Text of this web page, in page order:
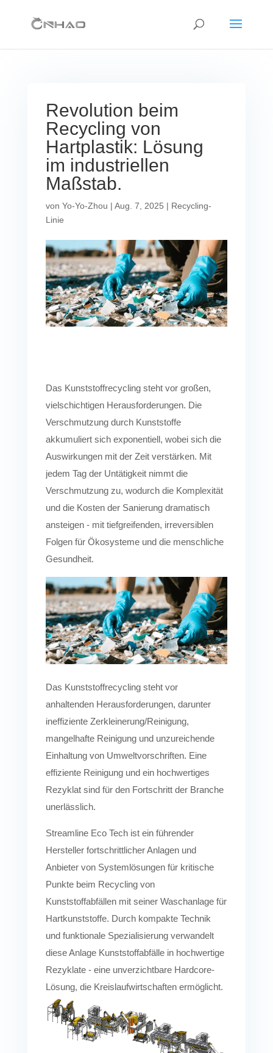
Revolution beim
Recycling von
Hartplastik: Lösung
im industriellen
Maßstab.
von Yo-Yo-Zhou | Aug. 7, 2025 | Recycling-
Linie
Das Kunststoffrecycling steht vor großen,
vielschichtigen Herausforderungen. Die
Verschmutzung durch Kunststoffe
akkumuliert sich exponentiell, wobei sich die
Auswirkungen mit der Zeit verstärken. Mit
jedem Tag der Untätigkeit nimmt die
Verschmutzung zu, wodurch die Komplexität
und die Kosten der Sanierung dramatisch
ansteigen - mit tiefgreifenden, irreversiblen
Folgen für Ökosysteme und die menschliche
Gesundheit.
Das Kunststoffrecycling steht vor
anhaltenden Herausforderungen, darunter
ineffiziente Zerkleinerung/Reinigung,
mangelhafte Reinigung und unzureichende
Einhaltung von Umweltvorschriften. Eine
effiziente Reinigung und ein hochwertiges
Rezyklat sind für den Fortschritt der Branche
unerlässlich.
Streamline Eco Tech ist ein führender
Hersteller fortschrittlicher Anlagen und
Anbieter von Systemlösungen für kritische
Punkte beim Recycling von
Kunststoffabfällen mit seiner Waschanlage für
Hartkunststoffe. Durch kompakte Technik
und funktionale Spezialisierung verwandelt
diese Anlage Kunststoffabfälle in hochwertige
Rezyklate - eine unverzichtbare Hardcore-
Lösung, die Kreislaufwirtschaften ermöglicht.